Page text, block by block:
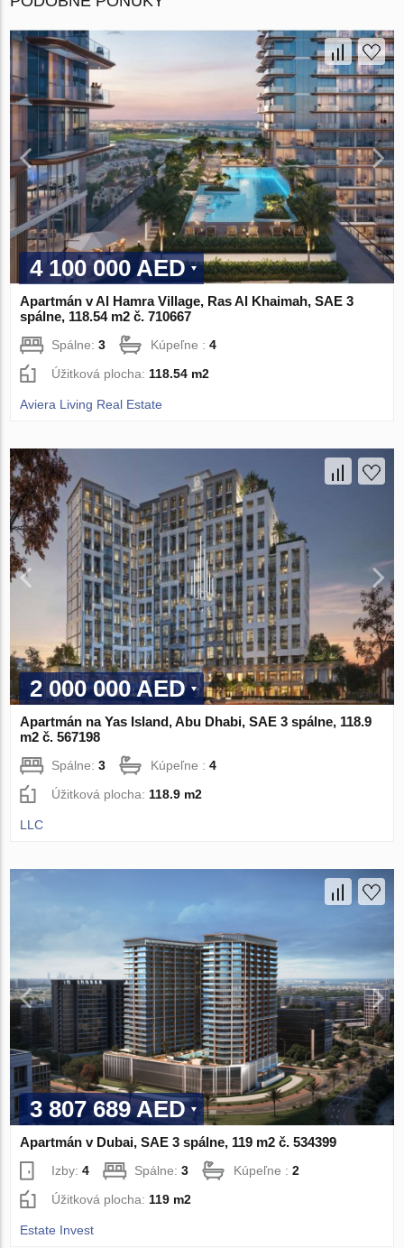
4 100 000 AED
Apartmán v Al Hamra Village, Ras Al Khaimah, SAE 3
spálne, 118.54 m2 č. 710667
Spálne:3 Kúpeľne :4
Úžitková plocha:118.54 m2
Aviera Living Real Estate
2 000 000 AED
Apartmán na Yas Island, Abu Dhabi, SAE 3 spálne, 118.9
m2 č. 567198
Spálne:3 Kúpeľne :4
Úžitková plocha: 118.9 m2
LLC
3 807 689 AED
Apartmán v Dubai, SAE 3 spálne, 119 m2 č. 534399
Izby:4 Spálne:3 Kúpeľne :2
Úžitková plocha: 119 m2
Estate Invest